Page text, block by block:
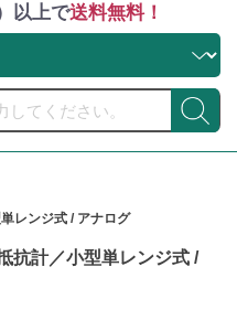
以上で送料無料！
レンジ式 / アナログ
抗計／小型単レンジ式 /